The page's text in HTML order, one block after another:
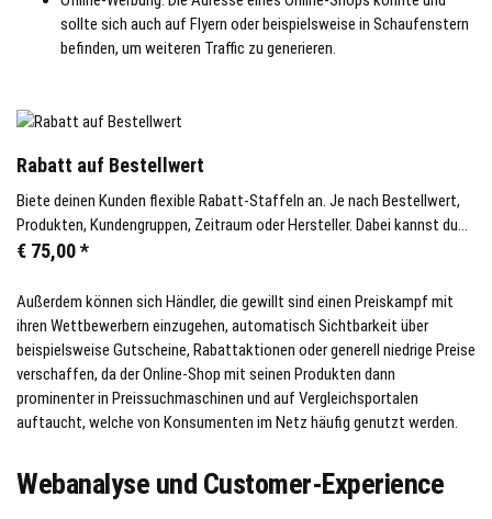
sollte sich auch auf Flyern oder beispielsweise in Schaufenstern
befinden, um weiteren Traffic zu generieren.
Rabatt auf Bestellwert
Biete deinen Kunden flexible Rabatt-Staffeln an. Je nach Bestellwert,
Produkten, Kundengruppen, Zeitraum oder Hersteller. Dabei kannst du
den Rabatt entweder als Wert oder in Prozent definieren.
€ 75,00*
Außerdem können sich Händler, die gewillt sind einen Preiskampf mit
ihren Wettbewerbern einzugehen, automatisch Sichtbarkeit über
beispielsweise Gutscheine, Rabattaktionen oder generell niedrige Preise
verschaffen, da der Online-Shop mit seinen Produkten dann
prominenter in Preissuchmaschinen und auf Vergleichsportalen
auftaucht, welche von Konsumenten im Netz häufig genutzt werden.
Webanalyse und Customer-Experience